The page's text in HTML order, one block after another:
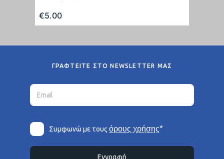
€5.00
ΓΡΑΦΤΕΙΤΕ ΣΤΟ NEWSLETTER ΜΑΣ
Συμφωνώ με τουςόρους χρήσης*
Εγγραφή